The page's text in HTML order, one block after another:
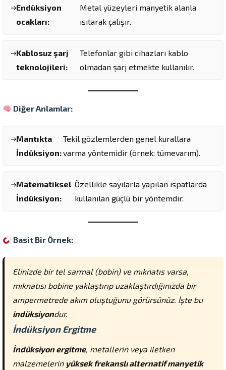
Endüksiyon
ocakları:
Metal yüzeyleri manyetik alanla
ısıtarak çalışır.
Kablosuz şarj
teknolojileri:
Telefonlar gibi cihazları kablo
olmadan şarj etmekte kullanılır.
Diğer Anlamlar:
Mantıkta
İndüksiyon:
Tekil gözlemlerden genel kurallara
varma yöntemidir (örnek: tümevarım).
Matematiksel
İndüksiyon:
Özellikle sayılarla yapılan ispatlarda
kullanılan güçlü bir yöntemdir.
Basit Bir Örnek:
Elinizde bir tel sarmal (bobin) ve mıknatıs varsa,
mıknatısı bobine yaklaştırıp uzaklaştırdığınızda bir
ampermetrede akım oluştuğunu görürsünüz. İşte bu
indüksiyondur.
İndüksiyon Ergitme
İndüksiyon ergitme, metallerin veya iletken
malzemelerin yüksek frekanslı alternatif manyetik